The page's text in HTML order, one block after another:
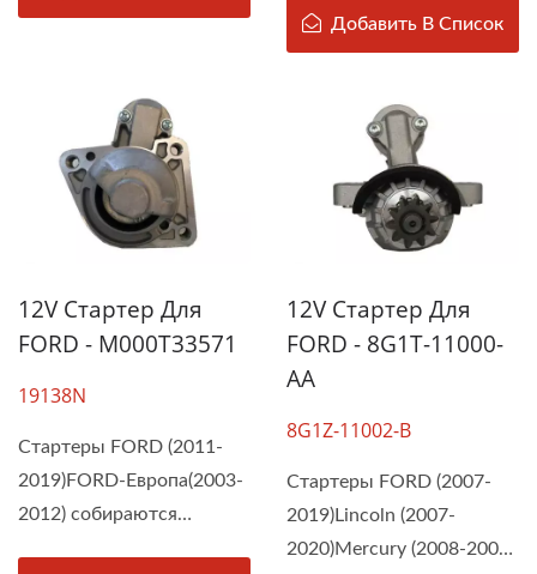
Добавить В Список
12V Стартер Для
FORD - M000T33571
19138N
Стартеры FORD (2011-
2019)FORD-Европа(2003-
2012) собираются
12V Стартер Для
FORD - 8G1T-11000-
AA
8G1Z-11002-B
Стартеры FORD (2007-
2019)Lincoln (2007-
2020)Mercury (2008-2009)